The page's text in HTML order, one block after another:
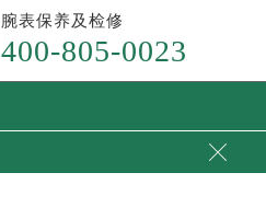
腕表保养及检修
400-805-0023
